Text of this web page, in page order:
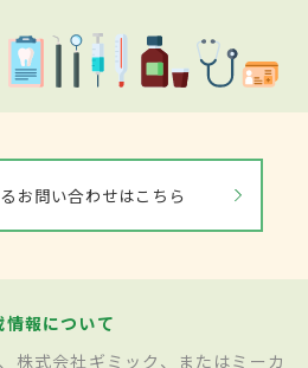
お問い合わせはこちら
情報について
株式会社ギミック、またはミーカ